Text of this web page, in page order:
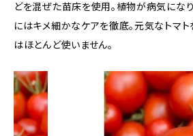
どを混ぜた苗床を使用。植物が病気にな
にはキメ細かなケアを徹底。元気なトマ
はほとんど使いません。